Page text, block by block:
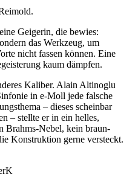
Geigerin, die bewies:
das Werkzeug, um
nicht fassen können. Eine
kaum dämpfen.
Kaliber. Alain Altinoglu
in e-Moll jede falsche
– dieses scheinbar
– stellte er in ein helles,
Brahms-Nebel, kein braun-
Konstruktion gerne versteckt.